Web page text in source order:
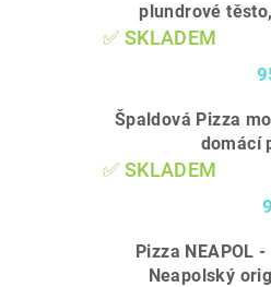
plundrové
✅ SKLADEM
Špaldová Pizza
domácí
✅ SKLADEM
Pizza NEAPOL
Neapolský